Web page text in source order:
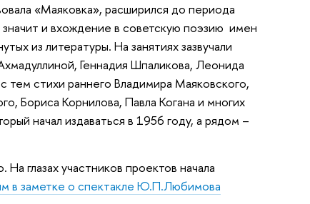
«Маяковка», расширился до периода
и вхождение в советскую поэзию имен
из литературы. На занятиях зазвучали
Геннадия Шпаликова, Леонида
стихи раннего Владимира Маяковского,
Бориса Корнилова, Павла Когана и многих
начал издаваться в 1956 году, а рядом –
глазах участников проектов начала
в заметке о спектакле Ю.П.Любимова